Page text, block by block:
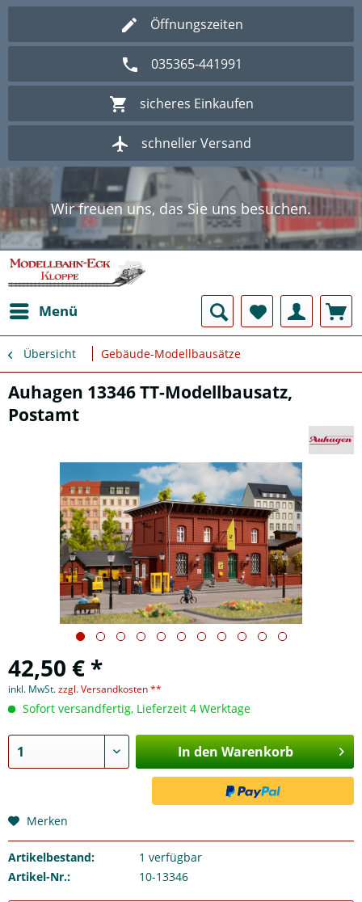
Öffnungszeiten
035365-441991
sicheres Einkaufen
schneller Versand
Wir freuen uns, das Sie uns besuchen.
Herzlich Willkommen im Onlineshop
Modellbahn - Eck Kloppe.
Wir freuen uns, das Sie uns besuchen.
Herzlich Willkommen im Onlineshop
Modellbahn - Eck Kloppe.
Menü
Übersicht Gebäude-Modellbausätze
Auhagen 13346 TT-Modellbausatz,
Postamt
42,50 € *
inkl. MwSt.zzgl. Versandkosten **
Sofort versandfertig, Lieferzeit 4 Werktage
In den Warenkorb
Merken
Artikelbestand: 1 verfügbar
Artikel-Nr.:
10-13346